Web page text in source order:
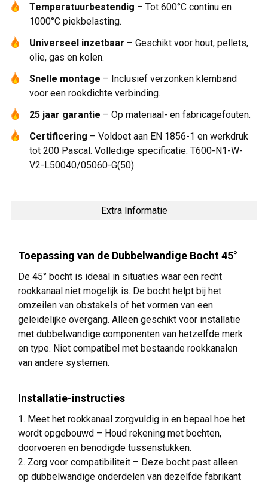
Temperatuurbestendig – Tot 600°C continu en
1000°C piekbelasting.
Universeel inzetbaar – Geschikt voor hout, pellets,
olie, gas en kolen.
Snelle montage – Inclusief verzonken klemband
voor een rookdichte verbinding.
25 jaar garantie – Op materiaal- en fabricagefouten.
Certificering – Voldoet aan EN 1856-1 en werkdruk
tot 200 Pascal. Volledige specificatie: T600-N1-W-
V2-L50040/05060-G(50).
Extra Informatie
Toepassing van de Dubbelwandige Bocht 45°
De 45° bocht is ideaal in situaties waar een recht
rookkanaal niet mogelijk is. De bocht helpt bij het
omzeilen van obstakels of het vormen van een
geleidelijke overgang. Alleen geschikt voor installatie
met dubbelwandige componenten van hetzelfde merk
en type. Niet compatibel met bestaande rookkanalen
van andere systemen.
Installatie-instructies
Meet het rookkanaal zorgvuldig in en bepaal hoe het
wordt opgebouwd – Houd rekening met bochten,
doorvoeren en benodigde tussenstukken.
Zorg voor compatibiliteit – Deze bocht past alleen
op dubbelwandige onderdelen van dezelfde fabrikant